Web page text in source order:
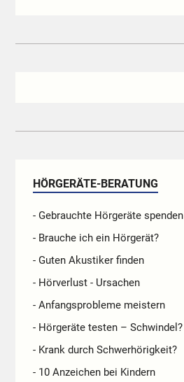
HÖRGERÄTE-BERATUNG
- Gebrauchte Hörgeräte spenden
- Brauche ich ein Hörgerät?
- Guten Akustiker finden
- Hörverlust - Ursachen
- Anfangsprobleme meistern
- Hörgeräte testen – Schwindel?
- Krank durch Schwerhörigkeit?
- 10 Anzeichen bei Kindern